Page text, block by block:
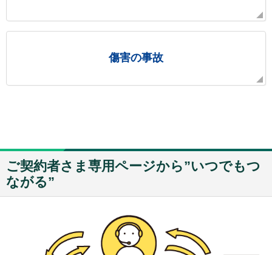
傷害の事故
ご契約者さま専用ページから”いつでもつ
ながる”